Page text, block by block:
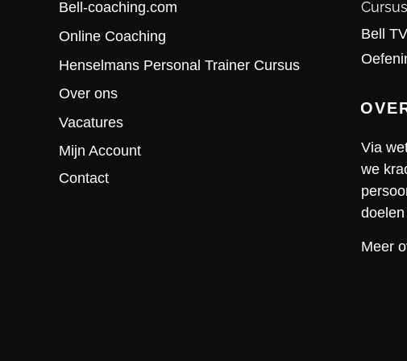
Bell-coaching.com
Online Coaching
Henselmans Personal Trainer Cursus
Over ons
Vacatures
Mijn Account
Contact
Bell TV
Via
we
Meer